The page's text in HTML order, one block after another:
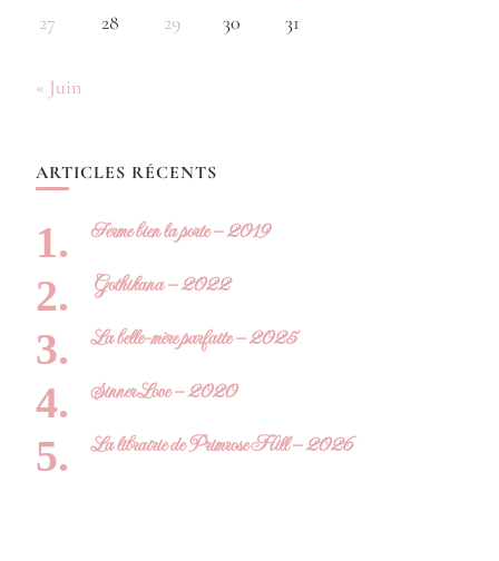
27
28 29 30 31
« Juin
ARTICLES RÉCENTS
Ferme bien la porte – 2019
Gothikana – 2022
La belle-mère parfaite – 2025
Sinner Love – 2020
La librairie de Primrose Hill – 2026